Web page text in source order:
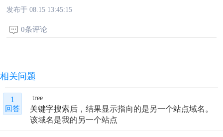
发布于 08.15 13:45:15
0条评论
相关问题
1
回答
tree
关键字搜索后，结果显示指向的是另一个站点域名。
该域名是我的另一个站点